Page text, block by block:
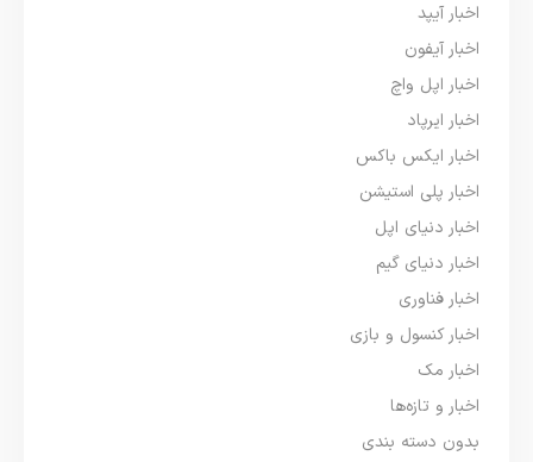
اخبار آیپد
اخبار آیفون
اخبار اپل واچ
اخبار ایرپاد
اخبار ایکس باکس
اخبار پلی استیشن
اخبار دنیای اپل
اخبار دنیای گیم
اخبار فناوری
اخبار کنسول و بازی
اخبار مک
اخبار و تازه‌ها
بدون دسته بندی